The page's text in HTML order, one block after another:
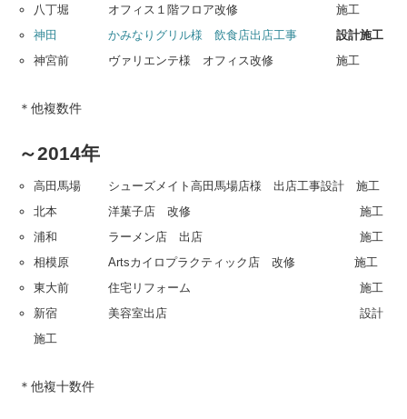
八丁堀 オフィス１階フロア改修 施工
神田 かみなりグリル様 飲食店出店工事 設計施工
神宮前 ヴァリエンテ様 オフィス改修 施工
＊他複数件
～2014年
高田馬場 シューズメイト高田馬場店様 出店工事設計 施工
北本 洋菓子店 改修 施工
浦和 ラーメン店 出店 施工
相模原 Artsカイロプラクティック店 改修 施工
東大前 住宅リフォーム 施工
新宿 美容室出店 設計
施工
＊他複十数件